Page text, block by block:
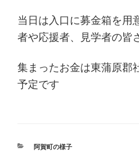
当日は入口に募金箱を用
者や応援者、見学者の皆
集まったお金は東蒲原郡
予定です
カ
阿賀町の様子